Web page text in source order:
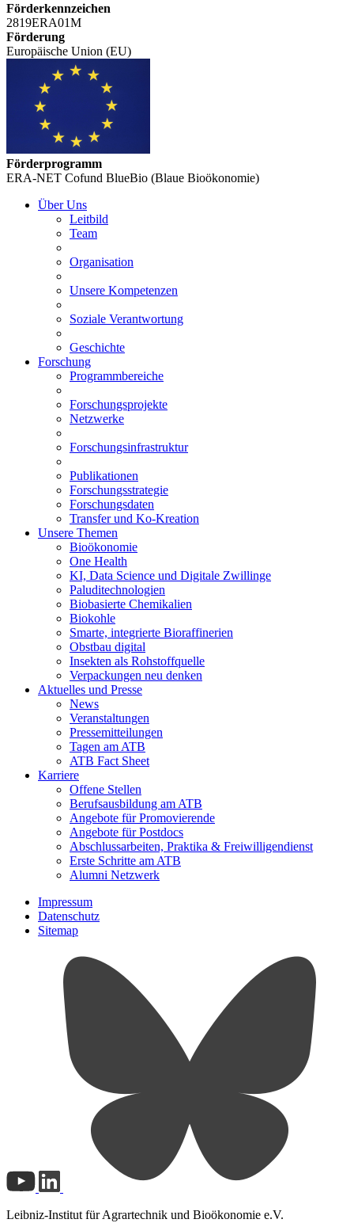
Förderkennzeichen
2819ERA01M
Förderung
Europäische Union (EU)
Förderprogramm
ERA-NET Cofund BlueBio (Blaue Bioökonomie)
Über Uns
Leitbild
Team
Organisation
Unsere Kompetenzen
Soziale Verantwortung
Geschichte
Forschung
Programmbereiche
Forschungsprojekte
Netzwerke
Forschungsinfrastruktur
Publikationen
Forschungsstrategie
Forschungsdaten
Transfer und Ko-Kreation
Unsere Themen
Bioökonomie
One Health
KI, Data Science und Digitale Zwillinge
Paluditechnologien
Biobasierte Chemikalien
Biokohle
Smarte, integrierte Bioraffinerien
Obstbau digital
Insekten als Rohstoffquelle
Verpackungen neu denken
Aktuelles und Presse
News
Veranstaltungen
Pressemitteilungen
Tagen am ATB
ATB Fact Sheet
Karriere
Offene Stellen
Berufsausbildung am ATB
Angebote für Promovierende
Angebote für Postdocs
Abschlussarbeiten, Praktika & Freiwilligendienst
Erste Schritte am ATB
Alumni Netzwerk
Impressum
Datenschutz
Sitemap
Leibniz-Institut für Agrartechnik und Bioökonomie e.V.